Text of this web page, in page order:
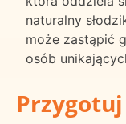
naturalny
może zastąpić
osób